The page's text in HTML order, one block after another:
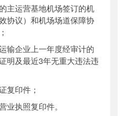
主运营基地机场签订的机
协议）和机场场道保障协
输企业上一年度经审计的
明及最近3年无重大违法违
复印件；
业执照复印件。